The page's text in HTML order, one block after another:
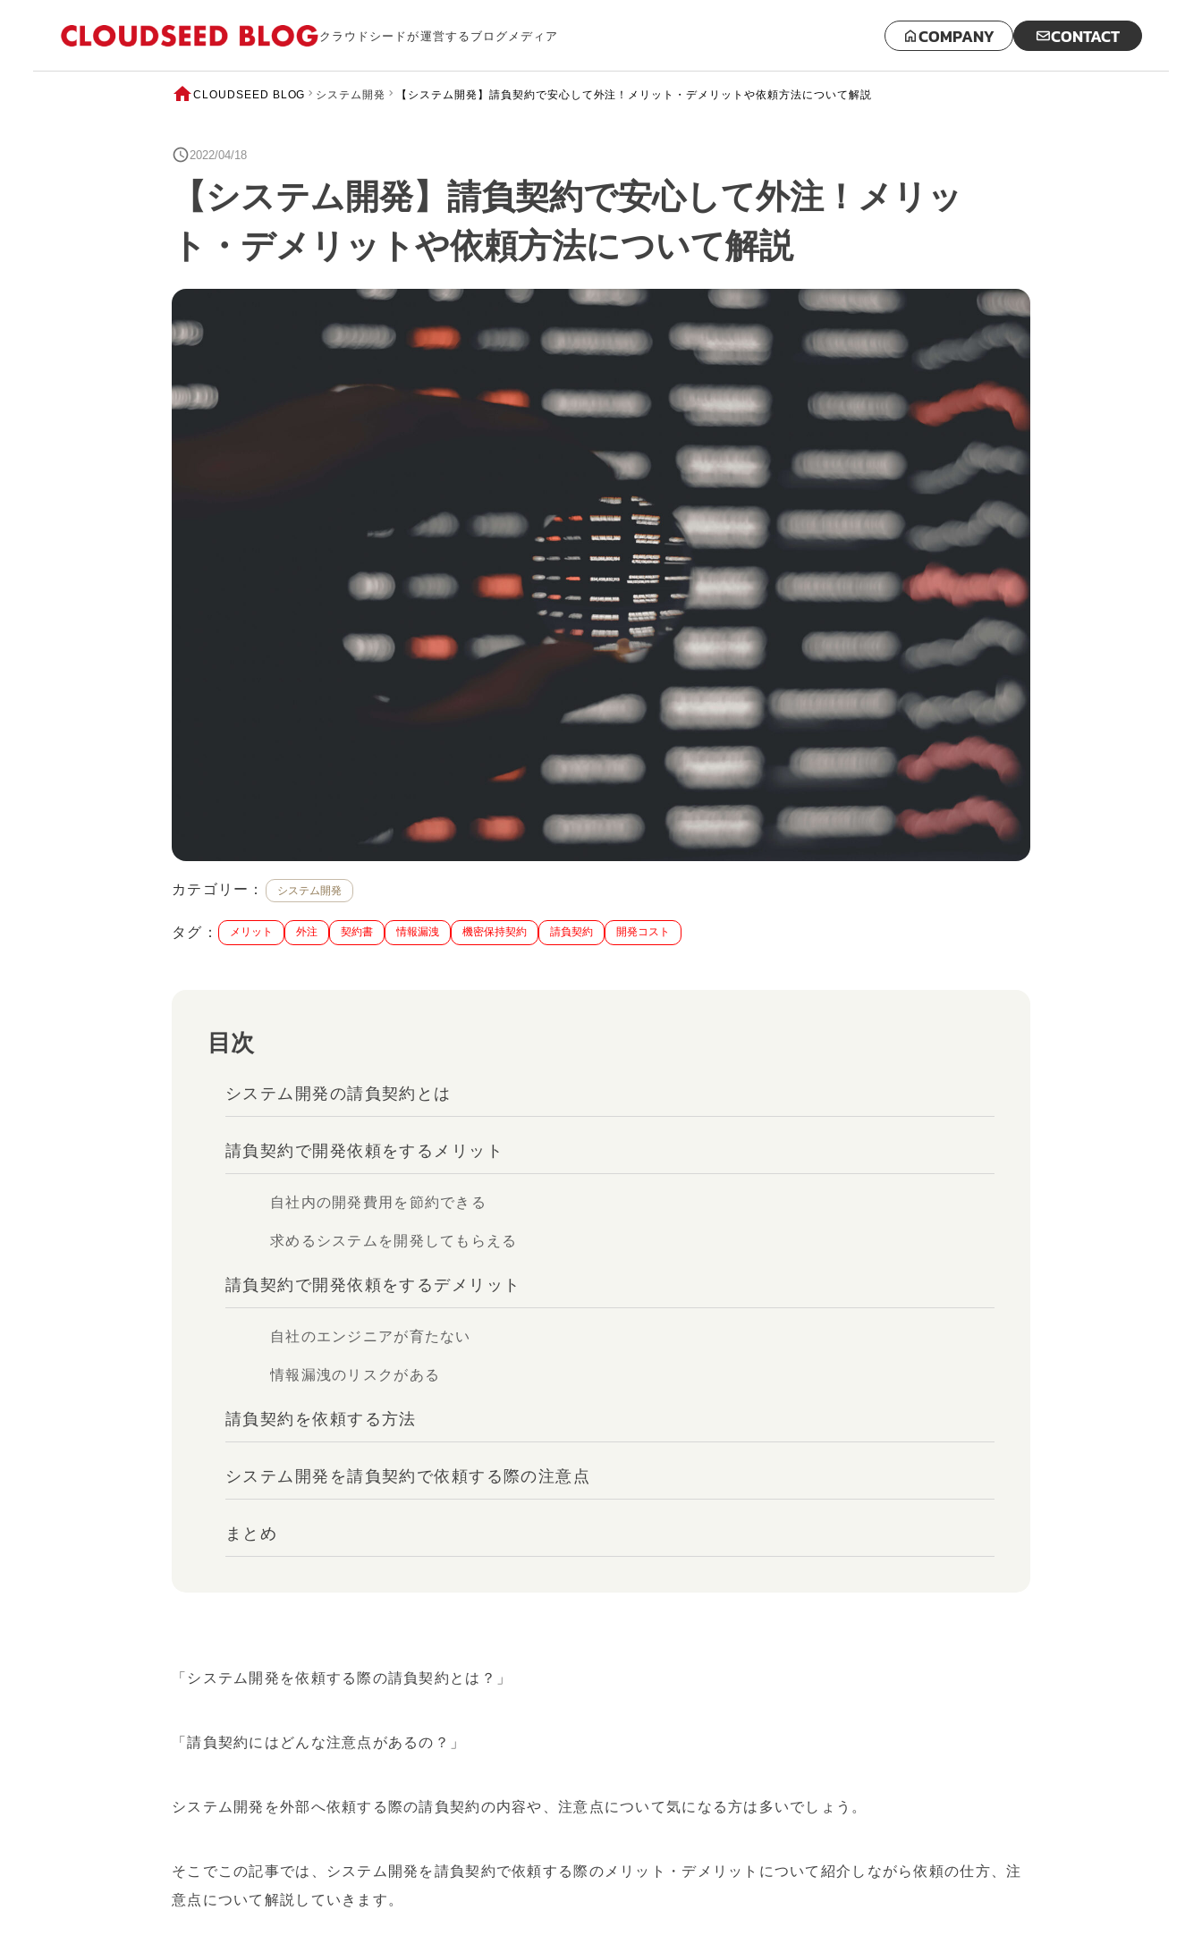
クラウドシードが運営するブログメディア COMPANY CONTACT
CLOUDSEED BLOG システム開発 【システム開発】請負契約で安心して外注！メリット・デメリットや依頼方法について解説
2022/04/18
【システム開発】請負契約で安心して外注！メリッ
ト・デメリットや依頼方法について解説
カテゴリー： システム開発
タグ： メリット 外注 契約書 情報漏洩 機密保持契約 請負契約 開発コスト
目次
システム開発の請負契約とは
請負契約で開発依頼をするメリット
自社内の開発費用を節約できる
求めるシステムを開発してもらえる
請負契約で開発依頼をするデメリット
自社のエンジニアが育たない
情報漏洩のリスクがある
請負契約を依頼する方法
システム開発を請負契約で依頼する際の注意点
まとめ
「システム開発を依頼する際の請負契約とは？」
「請負契約にはどんな注意点があるの？」
システム開発を外部へ依頼する際の請負契約の内容や、注意点について気になる方は多いでしょう。
そこでこの記事では、システム開発を請負契約で依頼する際のメリット・デメリットについて紹介しながら依頼の仕方、注
意点について解説していきます。